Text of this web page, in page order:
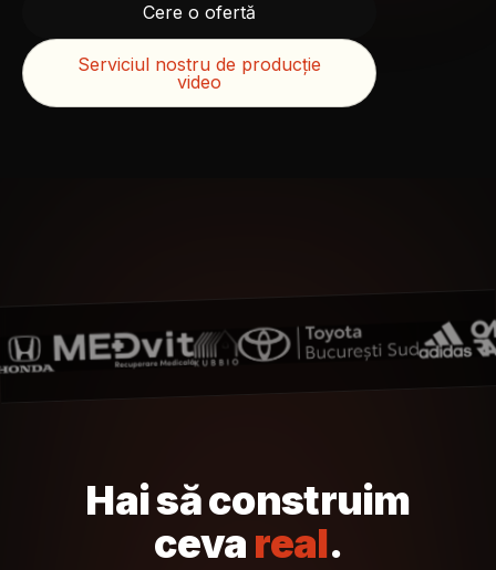
Cere o ofertă
Serviciul nostru de producție
video
Hai să construim
ceva real.